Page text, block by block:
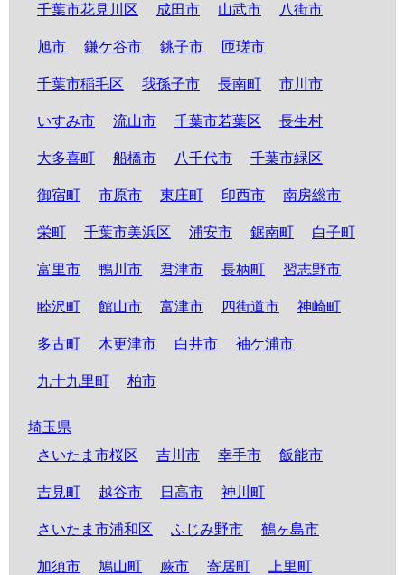
千葉市花見川区 成田市 山武市 八街市
旭市 鎌ケ谷市 銚子市 匝瑳市
千葉市稲毛区 我孫子市 長南町 市川市
いすみ市 流山市 千葉市若葉区 長生村
大多喜町 船橋市 八千代市 千葉市緑区
御宿町 市原市 東庄町 印西市 南房総市
栄町 千葉市美浜区 浦安市 鋸南町 白子町
富里市 鴨川市 君津市 長柄町 習志野市
睦沢町 館山市 富津市 四街道市 神崎町
多古町 木更津市 白井市 袖ケ浦市
九十九里町 柏市
埼玉県
さいたま市桜区
吉川市 幸手市 飯能市
吉見町 越谷市 日高市 神川町
さいたま市浦和区 ふじみ野市 鶴ヶ島市
加須市 鳩山町 蕨市 寄居町 上里町